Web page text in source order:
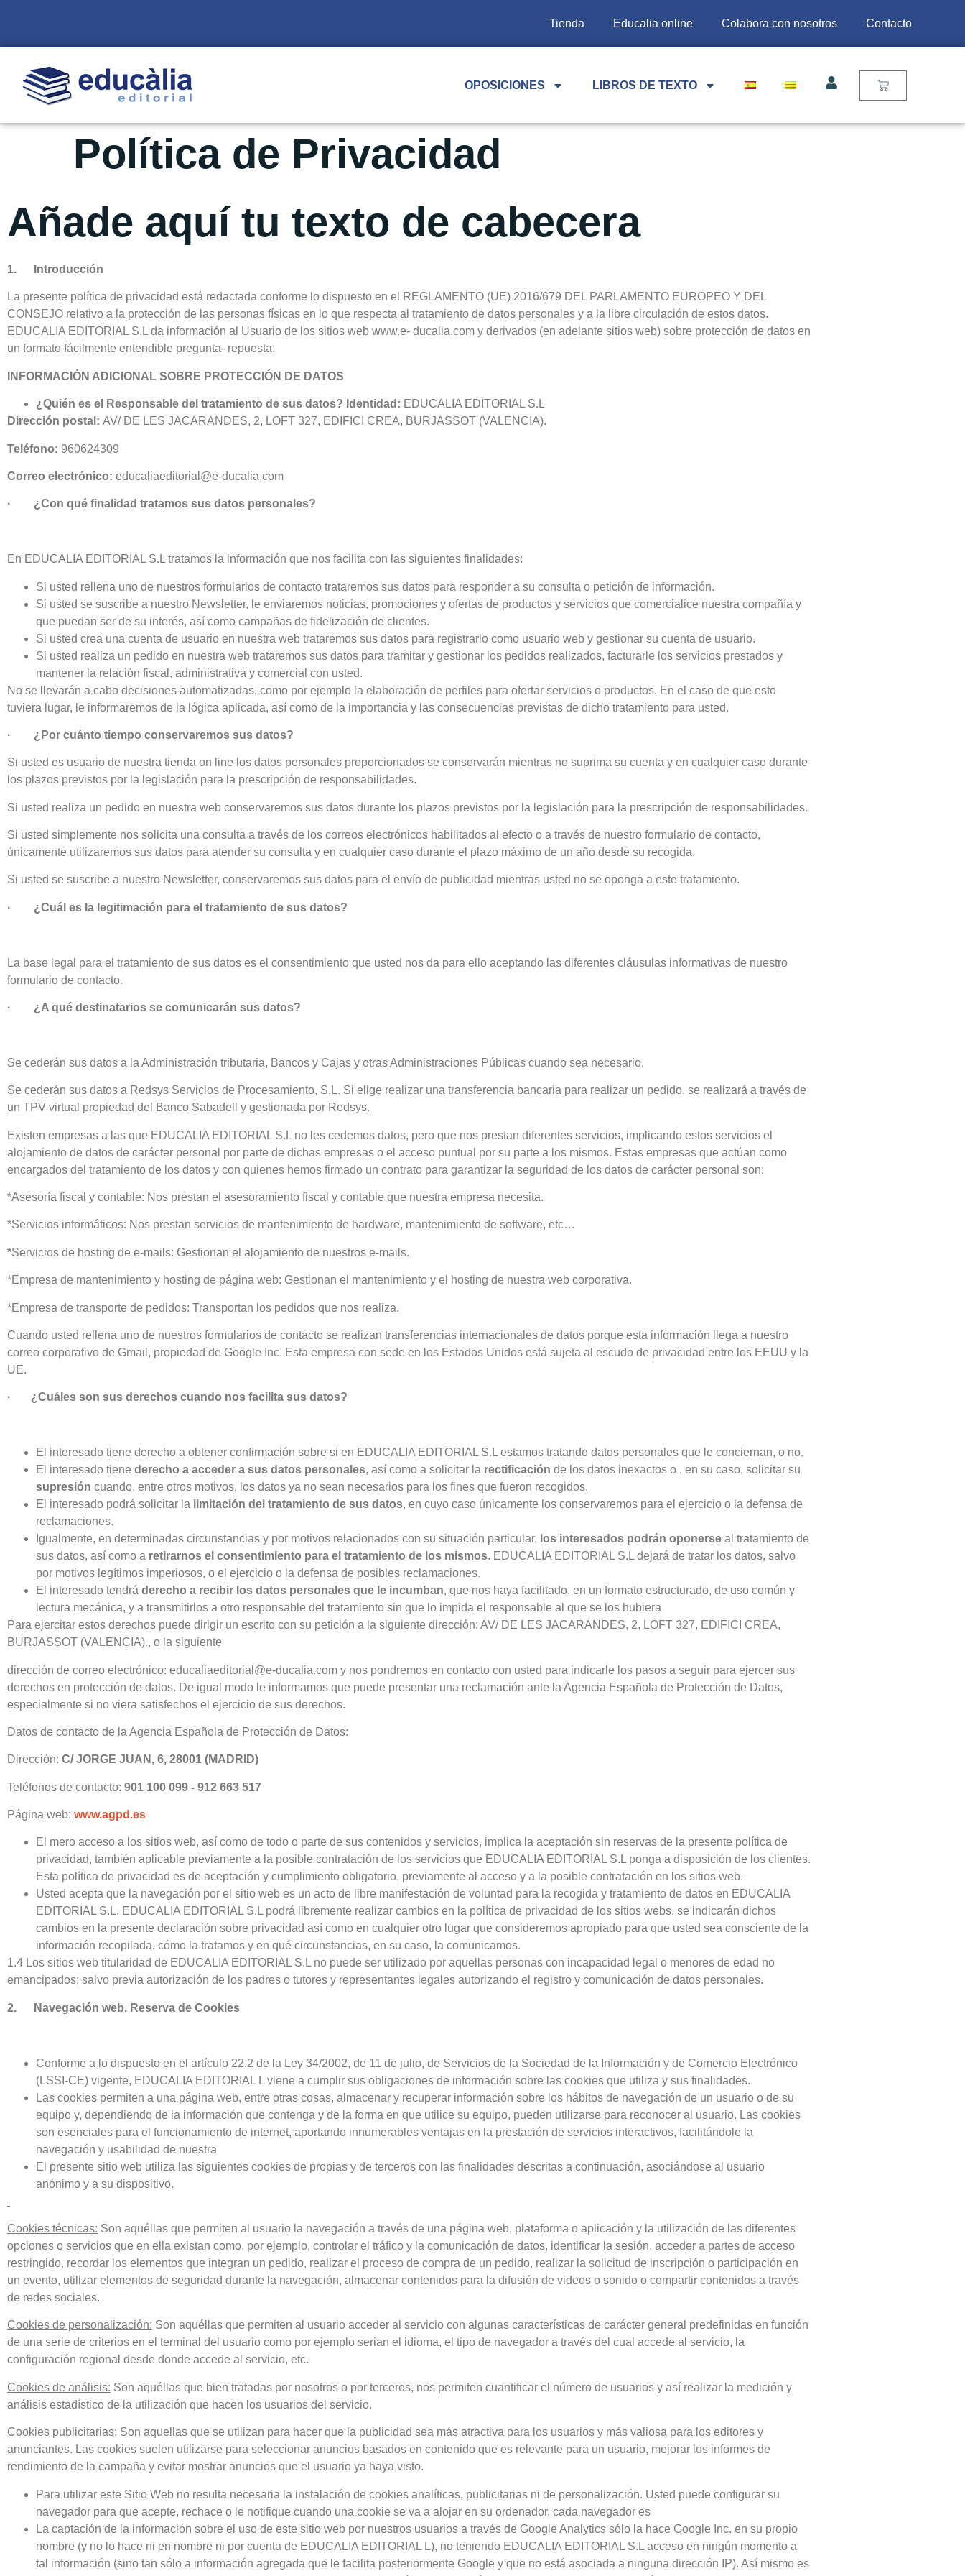
Tienda Educalia online Colabora con nosotros Contacto
OPOSICIONES LIBROS DE TEXTO
Política de Privacidad
Añade aquí tu texto de cabecera
1. Introducción
La presente política de privacidad está redactada conforme lo dispuesto en el REGLAMENTO (UE) 2016/679 DEL PARLAMENTO EUROPEO Y DEL
CONSEJO relativo a la protección de las personas físicas en lo que respecta al tratamiento de datos personales y a la libre circulación de estos datos.
EDUCALIA EDITORIAL S.L da información al Usuario de los sitios web www.e‐ ducalia.com y derivados (en adelante sitios web) sobre protección de datos en
un formato fácilmente entendible pregunta‐ repuesta:
INFORMACIÓN ADICIONAL SOBRE PROTECCIÓN DE DATOS
¿Quién es el Responsable del tratamiento de sus datos? Identidad: EDUCALIA EDITORIAL S.L
Dirección postal: AV/ DE LES JACARANDES, 2, LOFT 327, EDIFICI CREA, BURJASSOT (VALENCIA).
Teléfono: 960624309
Correo electrónico: educaliaeditorial@e‐ducalia.com
· ¿Con qué finalidad tratamos sus datos personales?
En EDUCALIA EDITORIAL S.L tratamos la información que nos facilita con las siguientes finalidades:
Si usted rellena uno de nuestros formularios de contacto trataremos sus datos para responder a su consulta o petición de información.
Si usted se suscribe a nuestro Newsletter, le enviaremos noticias, promociones y ofertas de productos y servicios que comercialice nuestra compañía y
que puedan ser de su interés, así como campañas de fidelización de clientes.
Si usted crea una cuenta de usuario en nuestra web trataremos sus datos para registrarlo como usuario web y gestionar su cuenta de usuario.
Si usted realiza un pedido en nuestra web trataremos sus datos para tramitar y gestionar los pedidos realizados, facturarle los servicios prestados y
mantener la relación fiscal, administrativa y comercial con usted.
No se llevarán a cabo decisiones automatizadas, como por ejemplo la elaboración de perfiles para ofertar servicios o productos. En el caso de que esto
tuviera lugar, le informaremos de la lógica aplicada, así como de la importancia y las consecuencias previstas de dicho tratamiento para usted.
· ¿Por cuánto tiempo conservaremos sus datos?
Si usted es usuario de nuestra tienda on line los datos personales proporcionados se conservarán mientras no suprima su cuenta y en cualquier caso durante
los plazos previstos por la legislación para la prescripción de responsabilidades.
Si usted realiza un pedido en nuestra web conservaremos sus datos durante los plazos previstos por la legislación para la prescripción de responsabilidades.
Si usted simplemente nos solicita una consulta a través de los correos electrónicos habilitados al efecto o a través de nuestro formulario de contacto,
únicamente utilizaremos sus datos para atender su consulta y en cualquier caso durante el plazo máximo de un año desde su recogida.
Si usted se suscribe a nuestro Newsletter, conservaremos sus datos para el envío de publicidad mientras usted no se oponga a este tratamiento.
· ¿Cuál es la legitimación para el tratamiento de sus datos?
La base legal para el tratamiento de sus datos es el consentimiento que usted nos da para ello aceptando las diferentes cláusulas informativas de nuestro
formulario de contacto.
· ¿A qué destinatarios se comunicarán sus datos?
Se cederán sus datos a la Administración tributaria, Bancos y Cajas y otras Administraciones Públicas cuando sea necesario.
Se cederán sus datos a Redsys Servicios de Procesamiento, S.L. Si elige realizar una transferencia bancaria para realizar un pedido, se realizará a través de
un TPV virtual propiedad del Banco Sabadell y gestionada por Redsys.
Existen empresas a las que EDUCALIA EDITORIAL S.L no les cedemos datos, pero que nos prestan diferentes servicios, implicando estos servicios el
alojamiento de datos de carácter personal por parte de dichas empresas o el acceso puntual por su parte a los mismos. Estas empresas que actúan como
encargados del tratamiento de los datos y con quienes hemos firmado un contrato para garantizar la seguridad de los datos de carácter personal son:
*Asesoría fiscal y contable: Nos prestan el asesoramiento fiscal y contable que nuestra empresa necesita.
*Servicios informáticos: Nos prestan servicios de mantenimiento de hardware, mantenimiento de software, etc…
*Servicios de hosting de e‐mails: Gestionan el alojamiento de nuestros e‐mails.
*Empresa de mantenimiento y hosting de página web: Gestionan el mantenimiento y el hosting de nuestra web corporativa.
*Empresa de transporte de pedidos: Transportan los pedidos que nos realiza.
Cuando usted rellena uno de nuestros formularios de contacto se realizan transferencias internacionales de datos porque esta información llega a nuestro
correo corporativo de Gmail, propiedad de Google Inc. Esta empresa con sede en los Estados Unidos está sujeta al escudo de privacidad entre los EEUU y la
UE.
· ¿Cuáles son sus derechos cuando nos facilita sus datos?
El interesado tiene derecho a obtener confirmación sobre si en EDUCALIA EDITORIAL S.L estamos tratando datos personales que le conciernan, o no.
El interesado tiene derecho a acceder a sus datos personales, así como a solicitar la rectificación de los datos inexactos o , en su caso, solicitar su
supresión cuando, entre otros motivos, los datos ya no sean necesarios para los fines que fueron recogidos.
El interesado podrá solicitar la limitación del tratamiento de sus datos, en cuyo caso únicamente los conservaremos para el ejercicio o la defensa de
reclamaciones.
Igualmente, en determinadas circunstancias y por motivos relacionados con su situación particular, los interesados podrán oponerse al tratamiento de
sus datos, así como a retirarnos el consentimiento para el tratamiento de los mismos. EDUCALIA EDITORIAL S.L dejará de tratar los datos, salvo
por motivos legítimos imperiosos, o el ejercicio o la defensa de posibles reclamaciones.
El interesado tendrá derecho a recibir los datos personales que le incumban, que nos haya facilitado, en un formato estructurado, de uso común y
lectura mecánica, y a transmitirlos a otro responsable del tratamiento sin que lo impida el responsable al que se los hubiera
Para ejercitar estos derechos puede dirigir un escrito con su petición a la siguiente dirección: AV/ DE LES JACARANDES, 2, LOFT 327, EDIFICI CREA,
BURJASSOT (VALENCIA)., o la siguiente
dirección de correo electrónico: educaliaeditorial@e‐ducalia.com y nos pondremos en contacto con usted para indicarle los pasos a seguir para ejercer sus
derechos en protección de datos. De igual modo le informamos que puede presentar una reclamación ante la Agencia Española de Protección de Datos,
especialmente si no viera satisfechos el ejercicio de sus derechos.
Datos de contacto de la Agencia Española de Protección de Datos:
Dirección: C/ JORGE JUAN, 6, 28001 (MADRID)
Teléfonos de contacto: 901 100 099 ‐ 912 663 517
Página web: www.agpd.es
El mero acceso a los sitios web, así como de todo o parte de sus contenidos y servicios, implica la aceptación sin reservas de la presente política de
privacidad, también aplicable previamente a la posible contratación de los servicios que EDUCALIA EDITORIAL S.L ponga a disposición de los clientes.
Esta política de privacidad es de aceptación y cumplimiento obligatorio, previamente al acceso y a la posible contratación en los sitios web.
Usted acepta que la navegación por el sitio web es un acto de libre manifestación de voluntad para la recogida y tratamiento de datos en EDUCALIA
EDITORIAL S.L. EDUCALIA EDITORIAL S.L podrá libremente realizar cambios en la política de privacidad de los sitios webs, se indicarán dichos
cambios en la presente declaración sobre privacidad así como en cualquier otro lugar que consideremos apropiado para que usted sea consciente de la
información recopilada, cómo la tratamos y en qué circunstancias, en su caso, la comunicamos.
1.4 Los sitios web titularidad de EDUCALIA EDITORIAL S.L no puede ser utilizado por aquellas personas con incapacidad legal o menores de edad no
emancipados; salvo previa autorización de los padres o tutores y representantes legales autorizando el registro y comunicación de datos personales.
2. Navegación web. Reserva de Cookies
Conforme a lo dispuesto en el artículo 22.2 de la Ley 34/2002, de 11 de julio, de Servicios de la Sociedad de la Información y de Comercio Electrónico
(LSSI‐CE) vigente, EDUCALIA EDITORIAL L viene a cumplir sus obligaciones de información sobre las cookies que utiliza y sus finalidades.
Las cookies permiten a una página web, entre otras cosas, almacenar y recuperar información sobre los hábitos de navegación de un usuario o de su
equipo y, dependiendo de la información que contenga y de la forma en que utilice su equipo, pueden utilizarse para reconocer al usuario. Las cookies
son esenciales para el funcionamiento de internet, aportando innumerables ventajas en la prestación de servicios interactivos, facilitándole la
navegación y usabilidad de nuestra
El presente sitio web utiliza las siguientes cookies de propias y de terceros con las finalidades descritas a continuación, asociándose al usuario
anónimo y a su dispositivo.
Cookies técnicas: Son aquéllas que permiten al usuario la navegación a través de una página web, plataforma o aplicación y la utilización de las diferentes
opciones o servicios que en ella existan como, por ejemplo, controlar el tráfico y la comunicación de datos, identificar la sesión, acceder a partes de acceso
restringido, recordar los elementos que integran un pedido, realizar el proceso de compra de un pedido, realizar la solicitud de inscripción o participación en
un evento, utilizar elementos de seguridad durante la navegación, almacenar contenidos para la difusión de videos o sonido o compartir contenidos a través
de redes sociales.
Cookies de personalización: Son aquéllas que permiten al usuario acceder al servicio con algunas características de carácter general predefinidas en función
de una serie de criterios en el terminal del usuario como por ejemplo serian el idioma, el tipo de navegador a través del cual accede al servicio, la
configuración regional desde donde accede al servicio, etc.
Cookies de análisis: Son aquéllas que bien tratadas por nosotros o por terceros, nos permiten cuantificar el número de usuarios y así realizar la medición y
análisis estadístico de la utilización que hacen los usuarios del servicio.
Cookies publicitarias: Son aquellas que se utilizan para hacer que la publicidad sea más atractiva para los usuarios y más valiosa para los editores y
anunciantes. Las cookies suelen utilizarse para seleccionar anuncios basados en contenido que es relevante para un usuario, mejorar los informes de
rendimiento de la campaña y evitar mostrar anuncios que el usuario ya haya visto.
Para utilizar este Sitio Web no resulta necesaria la instalación de cookies analíticas, publicitarias ni de personalización. Usted puede configurar su
navegador para que acepte, rechace o le notifique cuando una cookie se va a alojar en su ordenador, cada navegador es
La captación de la información sobre el uso de este sitio web por nuestros usuarios a través de Google Analytics sólo la hace Google Inc. en su propio
nombre (y no lo hace ni en nombre ni por cuenta de EDUCALIA EDITORIAL L), no teniendo EDUCALIA EDITORIAL S.L acceso en ningún momento a
tal información (sino tan sólo a información agregada que le facilita posteriormente Google y que no está asociada a ninguna dirección IP). Así mismo es